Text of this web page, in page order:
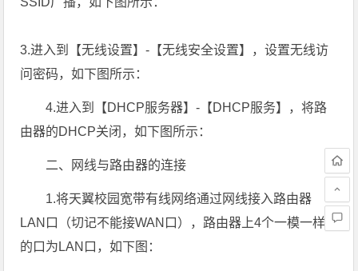
3.进入到【无线设置】-【无线安全设置】，设置无线访
问密码，如下图所示：
4.进入到【DHCP服务器】-【DHCP服务】，将路
由器的DHCP关闭，如下图所示：
二、网线与路由器的连接
1.将天翼校园宽带有线网络通过网线接入路由器
LAN口（切记不能接WAN口），路由器上4个一模一样
的口为LAN口，如下图：